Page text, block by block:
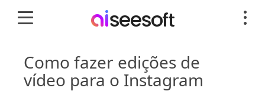
Como fazer edições de
vídeo para o Instagram